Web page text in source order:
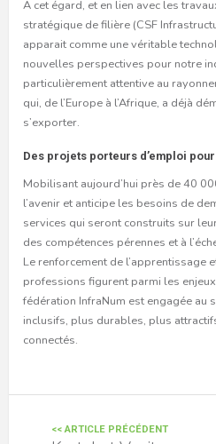
A cet égard, et en lien avec les
stratégique de filière (CSF
apparait comme une véritable
nouvelles perspectives pour notre
particulièrement attentive au
qui, de l’Europe à l’Afrique, a déjà
s’exporter.
Des projets porteurs d’emploi
Mobilisant aujourd’hui près de 40
l’avenir et anticipe les besoins de
services qui seront construits sur
des compétences pérennes et à
Le renforcement de l’apprentissage
professions figurent parmi les
fédération InfraNum est engagée au
inclusifs, plus durables, plus
connectés.
<< ARTICLE PRÉCÉDENT